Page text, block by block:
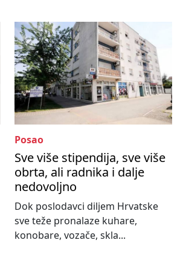
Posao
Sve više stipendija, sve više
obrta, ali radnika i dalje
nedovoljno
Dok poslodavci diljem Hrvatske
sve teže pronalaze kuhare,
konobare, vozače, skla...